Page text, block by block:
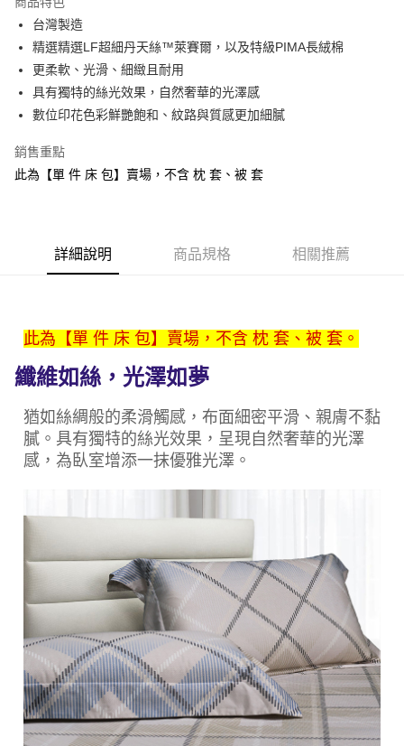
合作金庫商業銀行
華南商業銀行
上海商業儲蓄銀行
台北富邦商業銀行
國泰世華商業銀行
臺灣中小企業銀行
台中商業銀行
匯豐（台灣）商業銀行
華泰商業銀行
聯邦商業銀行
遠東國際商業銀行
元大商業銀行
台新國際商業銀行
中國信託商業銀行
6 期 0 利率 每期
華南商業銀行
彰化商業銀行
上海商業儲蓄銀行
國泰世華商業銀行
兆豐國際商業銀行
臺灣中小企業銀行
台中商業銀行
聯邦商業銀行
元大商業銀行
永豐商業銀行
LINE Pay
Apple Pay
悠遊付
Google Pay
全盈+PAY
運送方式
付款後門市自取(待系統通知後才可取貨)
每筆NT$150，滿NT$1,399(含以上)免運費
台灣製造
精選精選LF超細丹天絲™萊賽爾，以及特級PIMA長絨棉
更柔軟、光滑、細緻且耐用
具有獨特的絲光效果，自然奢華的光澤感
數位印花色彩鮮艷飽和、紋路與質感更加細膩
銷售重點
此為【單 件 床 包】賣場，不含 枕 套、被 套
詳細說明 商品規格 相關推薦
此為【單 件 床 包】賣場，不含 枕 套、被 套。
纖維如絲，光澤如夢
猶如絲綢般的柔滑觸感，布面細密平滑、親膚不黏
膩。具有獨特的絲光效果，呈現自然奢華的光澤
感，為臥室增添一抹優雅光澤。